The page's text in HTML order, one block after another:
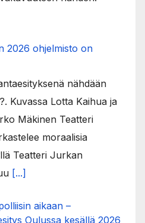
2026 ohjelmisto on
nähdään
Kuvassa Lotta Kaihua ja
Mäkinen Teatteri
moraalisia
Teatteri Jurkan
[...]
aikaan –
Oulussa kesällä 2026